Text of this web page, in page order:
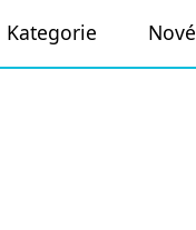
Kategorie Nové